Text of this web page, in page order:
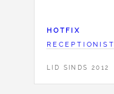
HOTFIX
RECEPTIONIST
LID SINDS 2012